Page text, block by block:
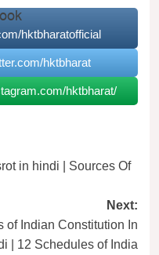
hktbharatofficial
hktbharat
hktbharat/
in hindi | Sources Of
Next:
of Indian Constitution In
| 12 Schedules of India